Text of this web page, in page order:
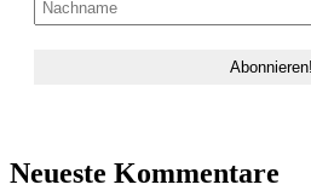
Neueste Kommentare